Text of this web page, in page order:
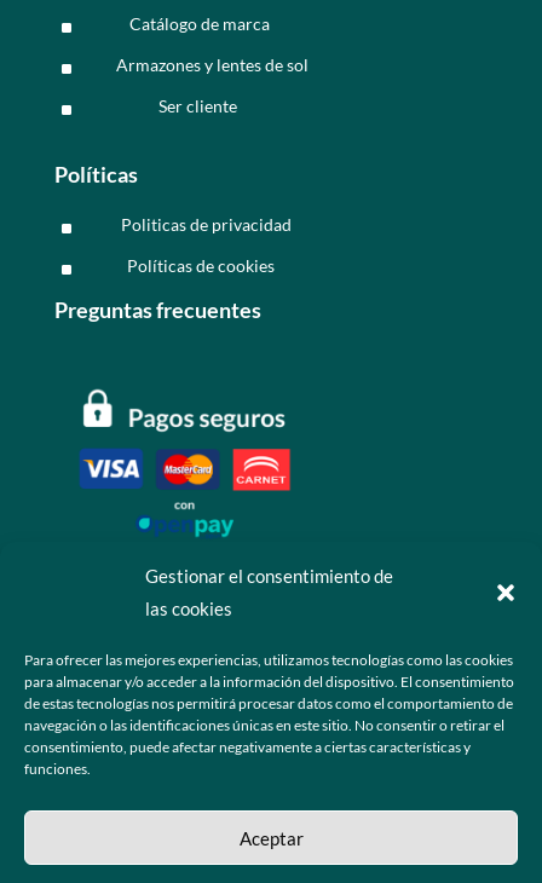
Gestionar el consentimiento de
las cookies
Para ofrecer las mejores experiencias, utilizamos tecnologías como las cookies
para almacenar y/o acceder a la información del dispositivo. El consentimiento
de estas tecnologías nos permitirá procesar datos como el comportamiento de
navegación o las identificaciones únicas en este sitio. No consentir o retirar el
consentimiento, puede afectar negativamente a ciertas características y
funciones.
Aceptar
^ Catálogo de marca
^ Armazones y lentes de sol
^ Ser cliente
Políticas
^ Politicas de privacidad
^ Políticas de cookies
Preguntas frecuentes
 +52 55 6173 7725 (Ventas)
 hola@grupo-omk.com
© 2025 Grupo OMK – Todos los derechos reservados